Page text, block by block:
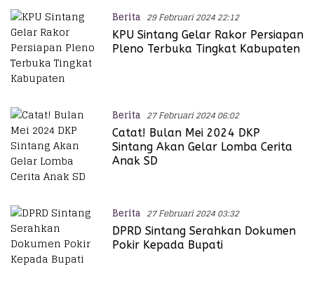
Berita 29 Februari 2024 22:12
KPU Sintang Gelar Rakor Persiapan
Pleno Terbuka Tingkat Kabupaten
Berita 27 Februari 2024 06:02
Catat! Bulan Mei 2024 DKP
Sintang Akan Gelar Lomba Cerita
Anak SD
Berita 27 Februari 2024 03:32
DPRD Sintang Serahkan Dokumen
Pokir Kepada Bupati